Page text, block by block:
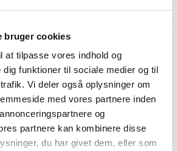
bruger cookies
at tilpasse vores indhold og
dig funktioner til sociale medier og til
Vi deler også oplysninger om
med vores partnere inden
og
partnere kan kombinere disse
du har givet dem, eller som